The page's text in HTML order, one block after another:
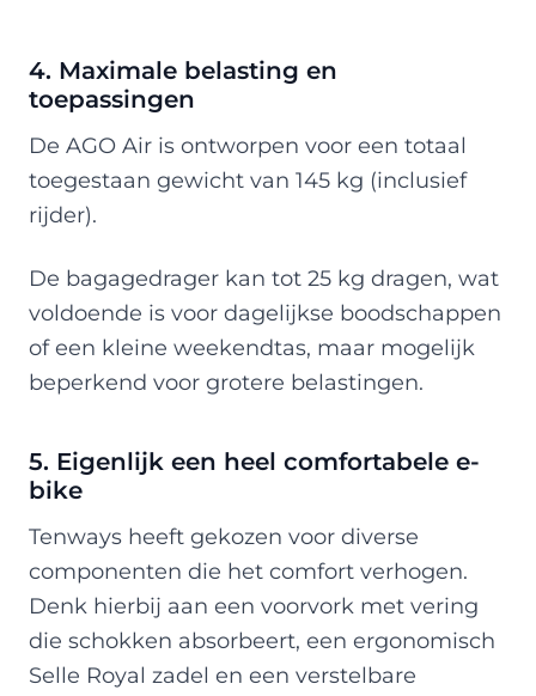
4. Maximale belasting en
toepassingen
De AGO Air is ontworpen voor een totaal
toegestaan gewicht van 145 kg (inclusief
rijder).
De bagagedrager kan tot 25 kg dragen, wat
voldoende is voor dagelijkse boodschappen
of een kleine weekendtas, maar mogelijk
beperkend voor grotere belastingen.
5. Eigenlijk een heel comfortabele e-
bike
Tenways heeft gekozen voor diverse
componenten die het comfort verhogen.
Denk hierbij aan een voorvork met vering
die schokken absorbeert, een ergonomisch
Selle Royal zadel en een verstelbare